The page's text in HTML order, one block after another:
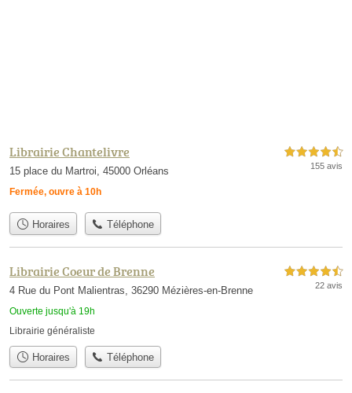
Librairie Chantelivre
15 place du Martroi, 45000 Orléans
Fermée, ouvre à 10h
4,5 étoiles sur 5
155 avis
Horaires Téléphone
Librairie Coeur de Brenne
4 Rue du Pont Malientras, 36290 Mézières-en-Brenne
Ouverte jusqu'à 19h
4,5 étoiles sur 5
22 avis
Librairie généraliste
Horaires Téléphone